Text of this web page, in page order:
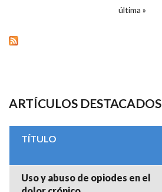
última »
ARTÍCULOS DESTACADOS
TÍTULO
Uso y abuso de opiodes en el